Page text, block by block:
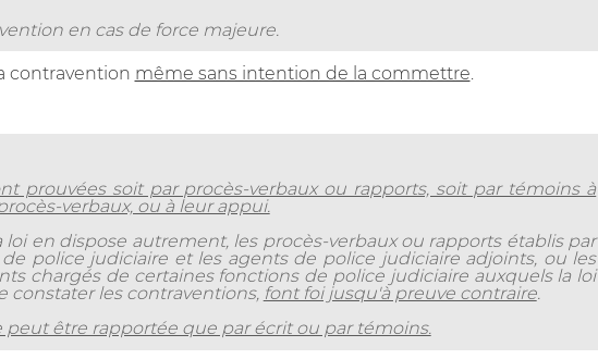
en cas de force majeure.
contravention même sans intention de la commettre.
prouvées soit par procès-verbaux ou rapports, soit par témoins à
verbaux, ou à leur appui.
loi en dispose autrement, les procès-verbaux ou rapports établis par
police judiciaire et les agents de police judiciaire adjoints, ou les
chargés de certaines fonctions de police judiciaire auxquels la loi
constater les contraventions, font foi jusqu'à preuve contraire.
peut être rapportée que par écrit ou par témoins.